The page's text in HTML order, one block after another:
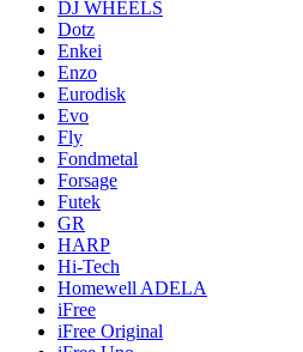
DJ WHEELS
Dotz
Enkei
Enzo
Eurodisk
Evo
Fly
Fondmetal
Forsage
Futek
GR
HARP
Hi-Tech
Homewell ADELA
iFree
iFree Original